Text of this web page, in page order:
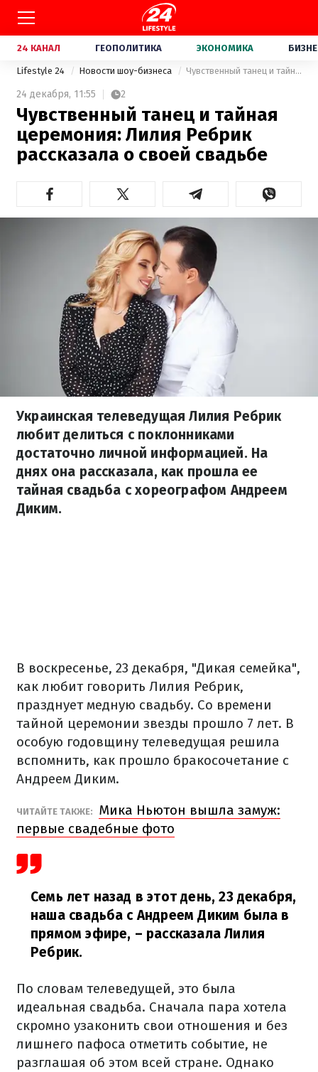
24 КАНАЛ ГЕОПОЛИТИКА ЭКОНОМИКА
Lifestyle 24 Новости шоу-бизнеса Чувственный танец и тайная церемония: Лилия Ребрик рассказала о своей свадьбе
24 декабря, 11:55 2
Чувственный танец и тайная
церемония: Лилия Ребрик
рассказала о своей свадьбе
Украинская телеведущая Лилия Ребрик
любит делиться с поклонниками
достаточно личной информацией. На
днях она рассказала, как прошла ее
тайная свадьба с хореографом Андреем
Диким.
В воскресенье, 23 декабря, "Дикая семейка",
как любит говорить Лилия Ребрик,
празднует медную свадьбу. Со времени
тайной церемонии звезды прошло 7 лет. В
особую годовщину телеведущая решила
вспомнить, как прошло бракосочетание с
Андреем Диким.
ЧИТАЙТЕ ТАКЖЕ:
Мика Ньютон вышла замуж:
первые свадебные фото
Семь лет назад в этот день, 23 декабря,
наша свадьба с Андреем Диким была в
прямом эфире, – рассказала Лилия
Ребрик.
По словам телеведущей, это была
идеальная свадьба. Сначала пара хотела
скромно узаконить свои отношения и без
лишнего пафоса отметить событие, не
разглашая об этом всей стране. Однако